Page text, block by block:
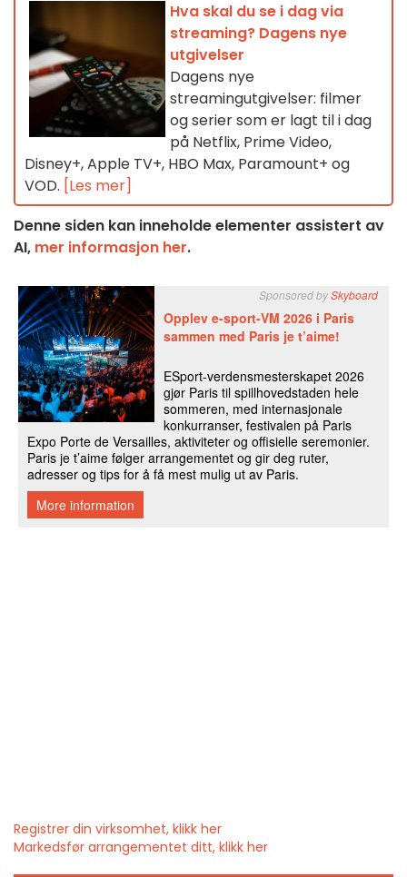
Hva skal du se i dag via
streaming? Dagens nye
utgivelser
Dagens nye
streamingutgivelser: filmer
og serier som er lagt til i dag
på Netflix, Prime Video,
Disney+, Apple TV+, HBO Max, Paramount+ og
VOD. [Les mer]
Denne siden kan inneholde elementer assistert av
AI, mer informasjon her.
Registrer din virksomhet, klikk her
Markedsfør arrangementet ditt, klikk her